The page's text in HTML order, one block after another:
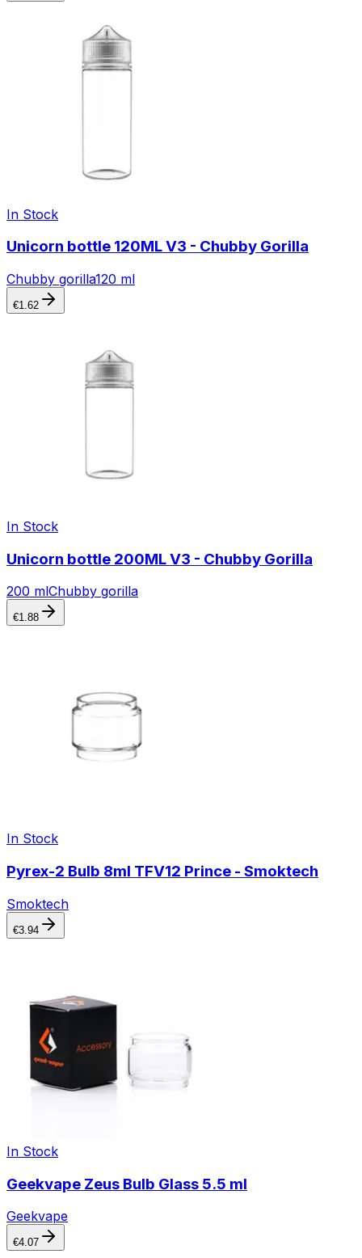
In Stock
Unicorn bottle 120ML V3 - Chubby Gorilla
Chubby gorilla120 ml
€1.62
In Stock
Unicorn bottle 200ML V3 - Chubby Gorilla
200 mlChubby gorilla
€1.88
In Stock
Pyrex-2 Bulb 8ml TFV12 Prince - Smoktech
Smoktech
€3.94
In Stock
Geekvape Zeus Bulb Glass 5.5 ml
Geekvape
€4.07